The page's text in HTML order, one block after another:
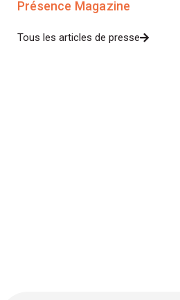
Présence Magazine
Tous les articles de presse